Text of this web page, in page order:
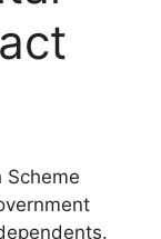
Scheme